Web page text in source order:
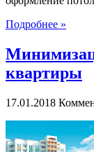
Подробнее »
квартиры
17.01.2018